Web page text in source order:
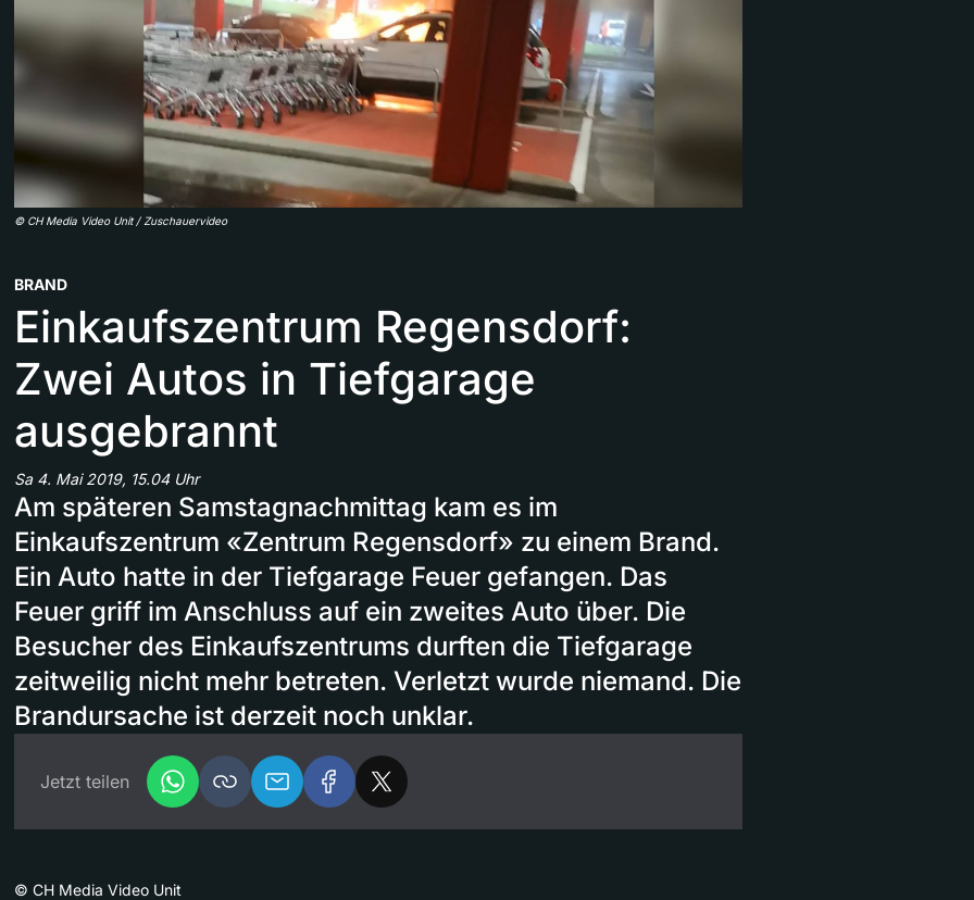
© CH Media Video Unit / Zuschauervideo
BRAND
Einkaufszentrum Regensdorf:
Zwei Autos in Tiefgarage
ausgebrannt
Sa 4. Mai 2019, 15.04 Uhr
Am späteren Samstagnachmittag kam es im
Einkaufszentrum «Zentrum Regensdorf» zu einem Brand.
Ein Auto hatte in der Tiefgarage Feuer gefangen. Das
Feuer griff im Anschluss auf ein zweites Auto über. Die
Besucher des Einkaufszentrums durften die Tiefgarage
zeitweilig nicht mehr betreten. Verletzt wurde niemand. Die
Brandursache ist derzeit noch unklar.
Jetzt teilen
© CH Media Video Unit